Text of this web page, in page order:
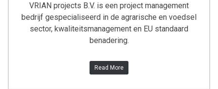
VRIAN projects B.V. is een project management
bedrijf gespecialiseerd in de agrarische en voedsel
sector, kwaliteitsmanagement en EU standaard
benadering.
Read More